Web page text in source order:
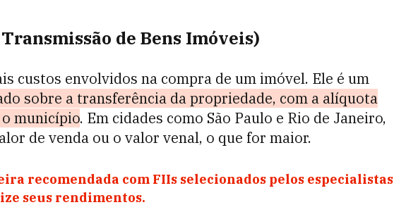
de Bens Imóveis)
custos envolvidos na compra de um imóvel. Ele é um
sobre a transferência da propriedade, com a alíquota
município. Em cidades como São Paulo e Rio de Janeiro,
de venda ou o valor venal, o que for maior.
recomendada com FIIs selecionados pelos especialistas
seus rendimentos.